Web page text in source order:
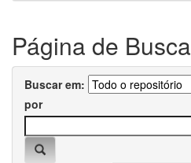
Página de Busca
Buscar em:
por